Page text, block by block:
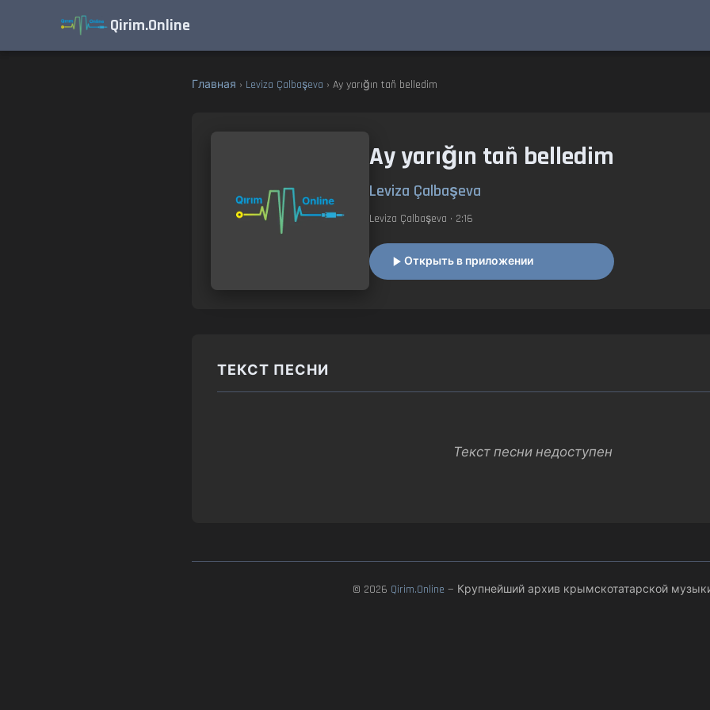
Qirim.Online
Главная › Leviza Çalbaşeva › Ay yarığın tañ belledim
Ay yarığın tañ belledim
Leviza Çalbaşeva
Leviza Çalbaşeva • 2:16
Открыть в приложении
ТЕКСТ ПЕСНИ
Текст песни недоступен
© 2026 Qirim.Online — Крупнейший архив крымскотатарской